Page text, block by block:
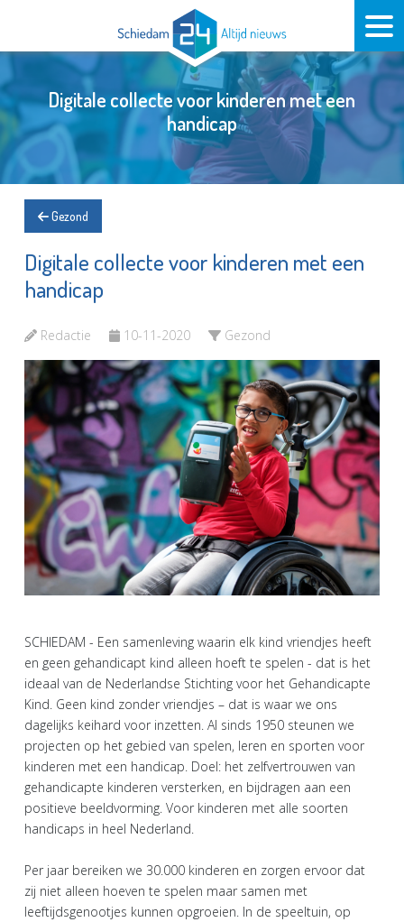
Digitale collecte voor kinderen met een
handicap
Gezond
Digitale collecte voor kinderen met een
handicap
Redactie 10-11-2020 Gezond
SCHIEDAM - Een samenleving waarin elk kind vriendjes heeft
en geen gehandicapt kind alleen hoeft te spelen - dat is het
ideaal van de Nederlandse Stichting voor het Gehandicapte
Kind. Geen kind zonder vriendjes – dat is waar we ons
dagelijks keihard voor inzetten. Al sinds 1950 steunen we
projecten op het gebied van spelen, leren en sporten voor
kinderen met een handicap. Doel: het zelfvertrouwen van
gehandicapte kinderen versterken, en bijdragen aan een
positieve beeldvorming. Voor kinderen met alle soorten
handicaps in heel Nederland.
Per jaar bereiken we 30.000 kinderen en zorgen ervoor dat
zij niet alleen hoeven te spelen maar samen met
leeftijdsgenootjes kunnen opgroeien. In de speeltuin, op